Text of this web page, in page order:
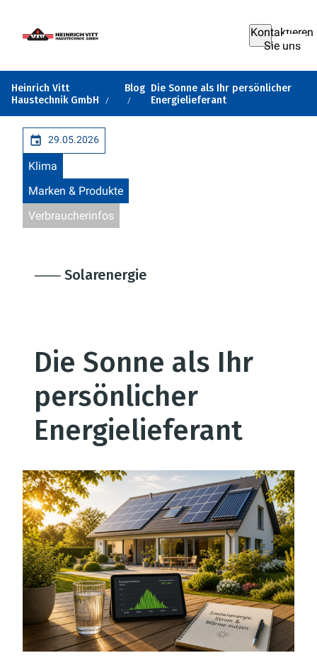
Kontaktieren
Sie uns
Heinrich Vitt
Haustechnik GmbH
Blog Die Sonne als Ihr persönlicher
Energielieferant
29.05.2026
Klima
Marken & Produkte
Verbraucherinfos
⸺ Solarenergie
Die Sonne als Ihr
persönlicher
Energielieferant